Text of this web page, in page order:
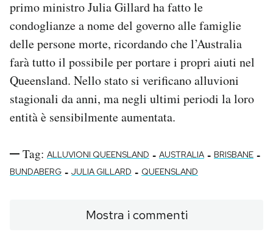
primo ministro Julia Gillard ha fatto le
condoglianze a nome del governo alle famiglie
delle persone morte, ricordando che l’Australia
farà tutto il possibile per portare i propri aiuti nel
Queensland. Nello stato si verificano alluvioni
stagionali da anni, ma negli ultimi periodi la loro
entità è sensibilmente aumentata.
Tag: ALLUVIONI QUEENSLAND - AUSTRALIA - BRISBANE -
BUNDABERG - JULIA GILLARD - QUEENSLAND
Mostra i commenti